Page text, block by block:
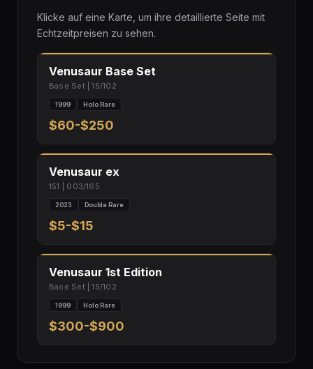
Klicke auf eine Karte, um ihre detaillierte Seite mit
Echtzeitpreisen zu sehen.
Venusaur Base Set
Base Set | 15/102
1999 Holo Rare
$60-$250
Venusaur ex
151 | 003/165
2023 Double Rare
$5-$15
Venusaur 1st Edition
Base Set | 15/102
1999 Holo Rare
$300-$900